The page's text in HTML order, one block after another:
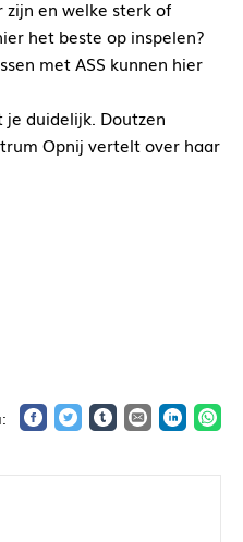
zijn en welke sterk of
het beste op inspelen?
met ASS kunnen hier
je duidelijk. Doutzen
Opnij vertelt over haar